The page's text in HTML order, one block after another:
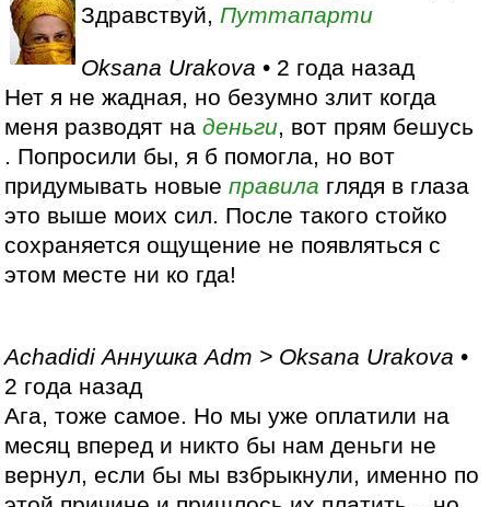
Здравствуй,Путтапарти
Oksana Urakova • 2 года назад
Нет я не жадная, но безумно злит когда
меня разводят наденьги, вот прям бешусь
. Попросили бы, я б помогла, но вот
придумывать новыеправила глядя в глаза
это выше моих сил. После такого стойко
сохраняется ощущение не появляться с
этом месте ни ко гда!
Achadidi Аннушка Adm > Oksana Urakova •
2 года назад
Ага, тоже самое. Но мы уже оплатили на
месяц вперед и никто бы нам деньги не
вернул, если бы мы взбрыкнули, именно по